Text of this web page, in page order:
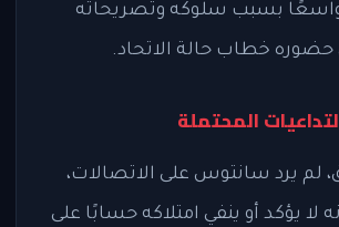
بسبب سلوكه وتصريحاته
حضوره خطاب حالة الاتحاد.
المحتملة
لم يرد سانتوس على الاتصالات،
لا يؤكد أو ينفي امتلاكه حسابًا على